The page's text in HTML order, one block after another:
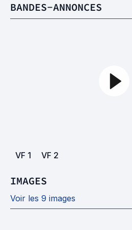
BANDES-ANNONCES
VF 1 VF 2
IMAGES
Voir les 9 images